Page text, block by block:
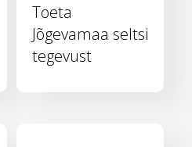
Toeta
Jõgevamaa seltsi
tegevust